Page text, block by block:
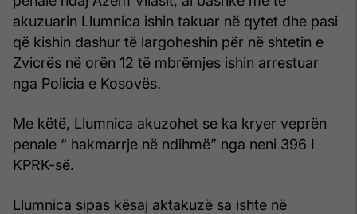
akuzuarin Llumnica ishin takuar në qytet dhe pasi
që kishin dashur të largoheshin për në shtetin e
Zvicrës në orën 12 të mbrëmjes ishin arrestuar
nga Policia e Kosovës.
Me këtë, Llumnica akuzohet se ka kryer veprën
penale “ hakmarrje në ndihmë” nga neni 396 I
KPRK-së.
Llumnica sipas kësaj aktakuzë sa ishte në